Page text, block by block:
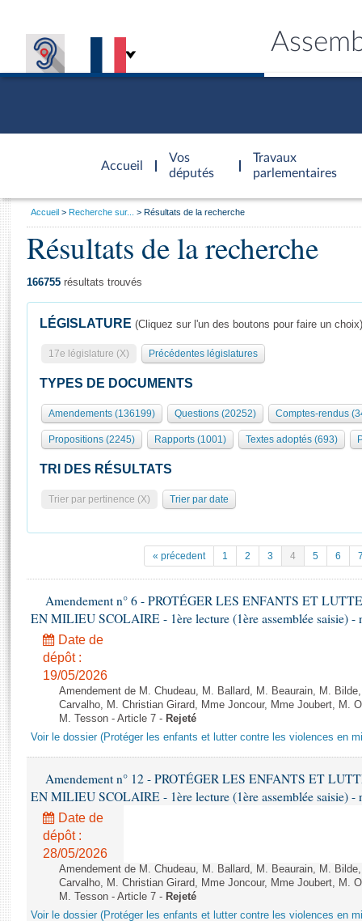
Accueil
d'accueil
Vos
députés
Travaux
parlementaires
Présidence
577 députés
Groupes politiques
Séance publique
Commissions et autres organes
Europe et International
Pétitions
Projets de loi
Propositions de loi
Amendements
Textes adoptés
Rapports d'information
Dossiers législatifs
Budget et sécurité sociale
Questions écrites et orales
Comptes rendus des débats
Général
Rôle et pouvoirs de l'Assemblée
Organisation de l'Assemblée
Présidence Conférence des Présidents Bureau Collège des
Statistiques et chiffres clés
Documents de référence
( Constitution | Règlement de l'Assemblée ... )
Juniors
Anciennes législatures
Liens vers les sites publics
Visiter l'Assemblée
Visite virtuelle du palais Bourbon
Assister à une séance
Contacts et plan d'accès
Photos libres de droit
Vous
Accueil Recherche sur... Résultats de la recherche
Résultats de la recherche
166755 résultats trouvés
LÉGISLATURE (Cliquez sur l'un des boutons pour faire un choix)
17e législature (X) Précédentes législatures
TYPES DE DOCUMENTS
Amendements (136199) Questions (20252) Comptes-rendus
Propositions (2245) Rapports (1001) Textes adoptés (693)
TRI DES RÉSULTATS
Trier par pertinence (X) Trier par date
« précedent 1 2 3 4 5 6
Amendement n° 6 - PROTÉGER LES ENFANTS ET
EN MILIEU SCOLAIRE - 1ère lecture (1ère assemblée saisie) -
Date de
dépôt :
19/05/2026
Amendement de M. Chudeau, M. Ballard, M. Beaurain, M.
Carvalho, M. Christian Girard, Mme Joncour, Mme Joubert, M.
M. Tesson - Article 7 - Rejeté
Voir le dossier (Protéger les enfants et lutter contre les violences en
Amendement n° 12 - PROTÉGER LES ENFANTS ET
EN MILIEU SCOLAIRE - 1ère lecture (1ère assemblée saisie) -
Date de
dépôt :
28/05/2026
Amendement de M. Chudeau, M. Ballard, M. Beaurain, M.
Carvalho, M. Christian Girard, Mme Joncour, Mme Joubert, M.
M. Tesson - Article 7 - Rejeté
Voir le dossier (Protéger les enfants et lutter contre les violences en